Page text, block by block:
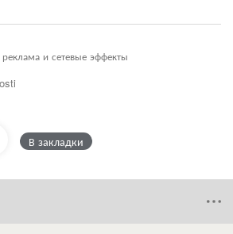
реклама и сетевые эффекты
В закладки